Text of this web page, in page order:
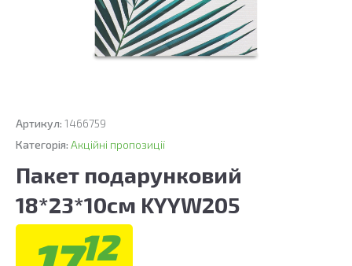
Артикул: 1466759
Категорія: Акційні пропозиції
Пакет подарунковий
18*23*10см KYYW205
12